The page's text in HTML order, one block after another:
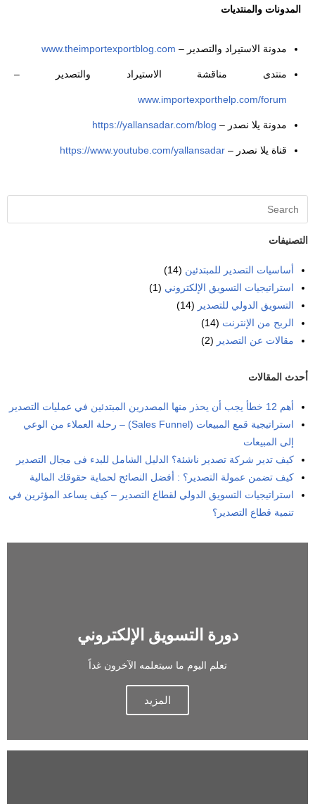
المدونات والمنتديات
مدونة الاستيراد والتصدير –
منتدى مناقشة الاستيراد والتصدير –
www.importexporthelp.com/forum
مدونة يلا نصدر –
قناة يلا نصدر –
التصنيفات
أساسيات التصدير للمبتدئين (14)
استراتيجيات التسويق الإلكتروني (1)
التسويق الدولي للتصدير (14)
الربح من الإنترنت (14)
مقالات عن التصدير (2)
أحدث المقالات
أهم 12 خطأ يجب أن يحذر منها المصدرين المبتدئين في عمليات التصدير
استراتيجية قمع المبيعات (Sales Funnel) – رحلة العملاء من الوعي
إلى المبيعات
كيف تدير شركة تصدير ناشئة؟ الدليل الشامل للبدء فى مجال التصدير
كيف تضمن عمولة التصدير؟ : أفضل النصائح لحماية حقوقك المالية
استراتيجيات التسويق الدولي لقطاع التصدير – كيف يساعد المؤثرين في
تنمية قطاع التصدير؟
دورة التسويق الإلكتروني
تعلم اليوم ما سيتعلمه الآخرون غداً
المزيد